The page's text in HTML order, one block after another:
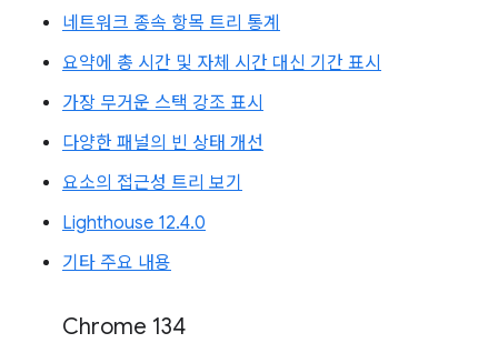
네트워크 종속 항목 트리 통계
요약에 총 시간 및 자체 시간 대신 기간 표시
가장 무거운 스택 강조 표시
다양한 패널의 빈 상태 개선
요소의 접근성 트리 보기
Lighthouse 12.4.0
기타 주요 내용
Chrome 134